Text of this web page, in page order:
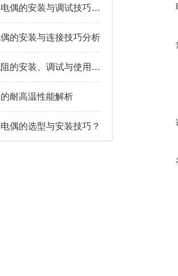
耐磨阻漏热电偶的安装与调试技巧说明
的安装与连接技巧分析
隔爆型热电阻的安装、调试与使用注意事项
耐高温性能解析
偶的选型与安装技巧？